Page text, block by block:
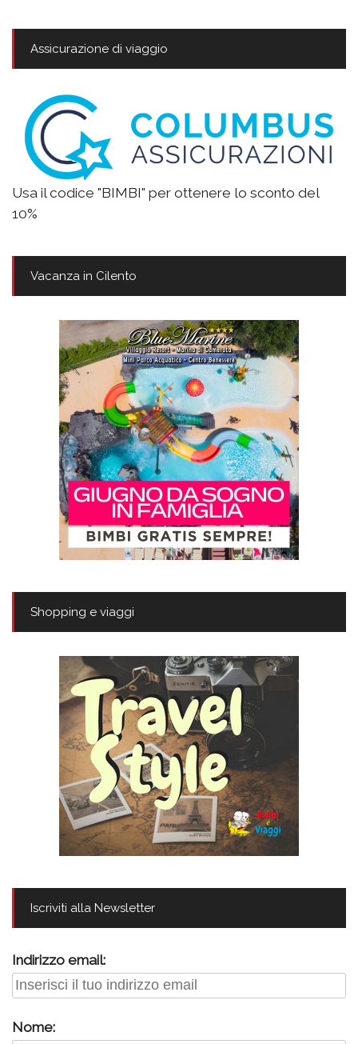
Assicurazione di viaggio
Usa il codice "BIMBI" per ottenere lo sconto del
10%
Vacanza in Cilento
Shopping e viaggi
Iscriviti alla Newsletter
Indirizzo email:
Nome: